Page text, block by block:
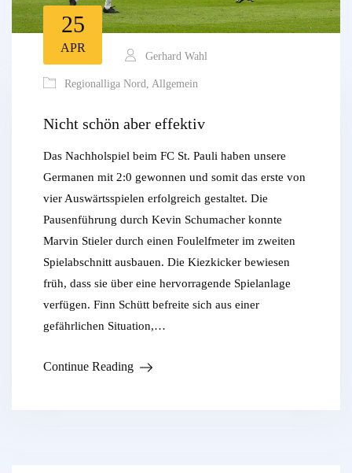
25
APR
Gerhard Wahl
Regionalliga Nord Allgemein
Nicht schön aber effektiv
Das Nachholspiel beim FC St. Pauli haben unsere
Germanen mit 2:0 gewonnen und somit das erste von
vier Auswärtsspielen erfolgreich gestaltet. Die
Pausenführung durch Kevin Schumacher konnte
Marvin Stieler durch einen Foulelfmeter im zweiten
Spielabschnitt ausbauen. Die Kiezkicker bewiesen
früh, dass sie über eine hervorragende Spielanlage
verfügen. Finn Schütt befreite sich aus einer
gefährlichen Situation,…
Continue Reading